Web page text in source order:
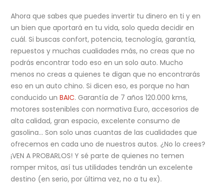
Ahora que sabes que puedes invertir tu dinero en ti y en
un bien que aportará en tu vida, solo queda decidir en
cuál. Si buscas confort, potencia, tecnología, garantía,
repuestos y muchas cualidades más, no creas que no
podrás encontrar todo eso en un solo auto. Mucho
menos no creas a quienes te digan que no encontrarás
eso en un auto chino. Si dicen eso, es porque no han
conducido unBAIC. Garantía de 7 años 120.000 kms,
motores sostenibles con normativa Euro, accesorios de
alta calidad, gran espacio, excelente consumo de
gasolina… Son solo unas cuantas de las cualidades que
ofrecemos en cada uno de nuestros autos. ¿No lo crees?
¡VEN A PROBARLOS! Y sé parte de quienes no temen
romper mitos, así tus utilidades tendrán un excelente
destino (en serio, por última vez, no a tu ex).